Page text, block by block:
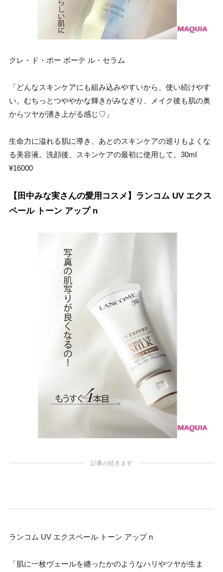
クレ・ド・ポー ボーテ ル・セラム
「どんなスキンケアにも組み込みやすいから、使い続けやす
い。むちっとつややかな輝きがみなぎり、メイク後も肌の奥
からツヤが湧き上がる感じ♡」
生命力に溢れる肌に導き、あとのスキンケアの巡りもよくな
る美容液。洗顔後、スキンケアの最初に使用して。30ml
¥16000
【田中みな実さんの愛用コスメ】ランコム UV エクス
ペール トーン アップ n
記事が続きます
ランコム UV エクスペール トーン アップ n
「肌に一枚ヴェールを纏ったかのようなハリやツヤが生ま